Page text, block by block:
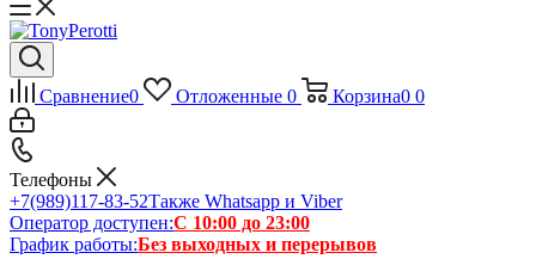
Сравнение0 Отложенные 0 Корзина0 0
Телефоны
+7(989)117-83-52Также Whatsapp и Viber
Оператор доступен:С 10:00 до 23:00
График работы:Без выходных и перерывов